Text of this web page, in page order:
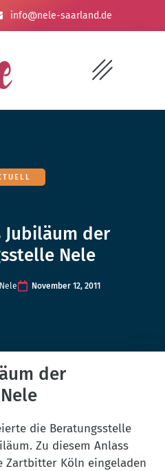
info@nele-saarland.de
Jubiläum der
Nele
November 12, 2011
der
die Beratungsstelle
Zu diesem Anlass
Zartbitter Köln eingeladen